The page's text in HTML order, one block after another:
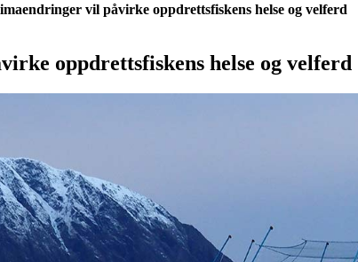
vil påvirke oppdrettsfiskens helse og velferd
oppdrettsfiskens helse og velferd